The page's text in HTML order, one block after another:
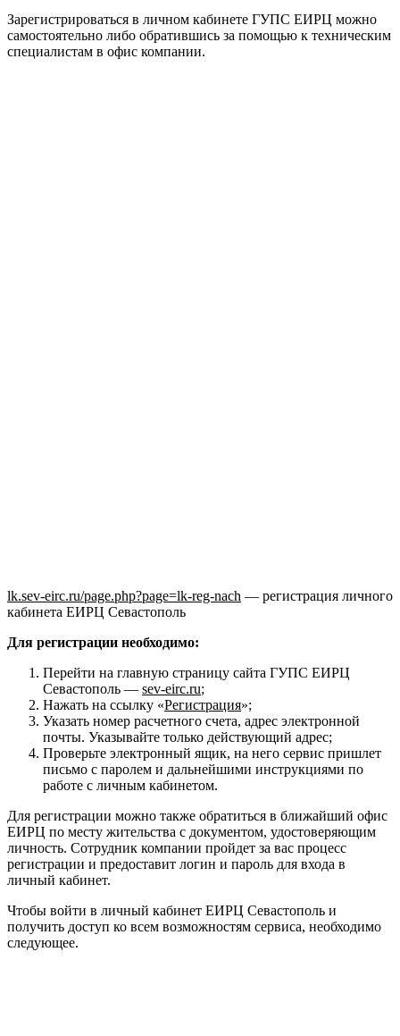
Зарегистрироваться в личном кабинете ГУПС ЕИРЦ можно
самостоятельно либо обратившись за помощью к техническим
специалистам в офис компании.
lk.sev-eirc.ru/page.php?page=lk-reg-nach — регистрация личного
кабинета ЕИРЦ Севастополь
Для регистрации необходимо:
Перейти на главную страницу сайта ГУПС ЕИРЦ
Севастополь — sev-eirc.ru;
Нажать на ссылку «Регистрация»;
Указать номер расчетного счета, адрес электронной
почты. Указывайте только действующий адрес;
Проверьте электронный ящик, на него сервис пришлет
письмо с паролем и дальнейшими инструкциями по
работе с личным кабинетом.
Для регистрации можно также обратиться в ближайший офис
ЕИРЦ по месту жительства с документом, удостоверяющим
личность. Сотрудник компании пройдет за вас процесс
регистрации и предоставит логин и пароль для входа в
личный кабинет.
Чтобы войти в личный кабинет ЕИРЦ Севастополь и
получить доступ ко всем возможностям сервиса, необходимо
следующее.